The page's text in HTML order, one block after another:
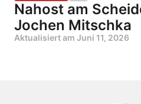
Nahost am
Jochen Mitschka
Aktualisiert am Juni 11, 2026